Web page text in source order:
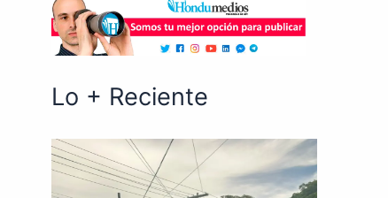
Lo + Reciente